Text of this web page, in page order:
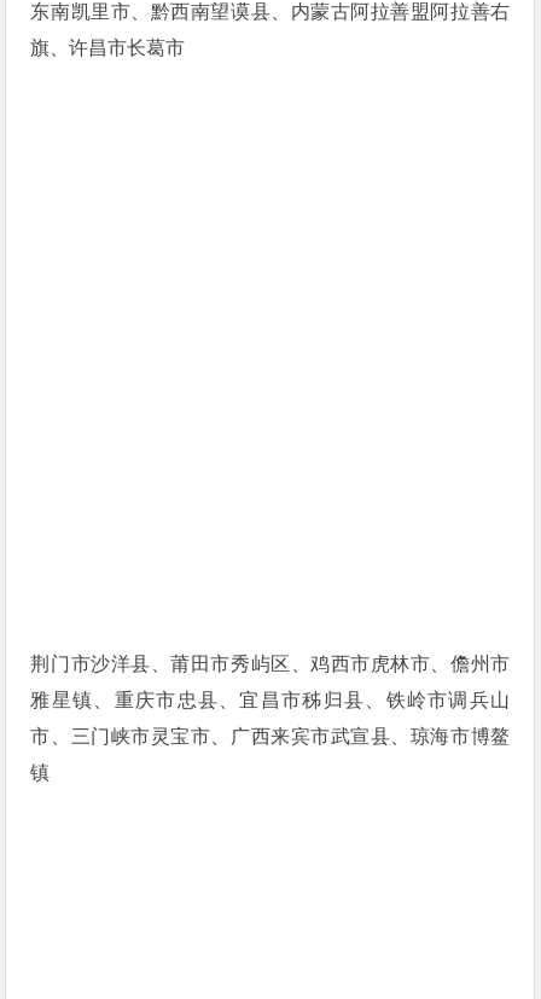
东南凯里市、黔西南望谟县、内蒙古阿拉善盟阿拉善右
旗、许昌市长葛市
荆门市沙洋县、莆田市秀屿区、鸡西市虎林市、儋州市
雅星镇、重庆市忠县、宜昌市秭归县、铁岭市调兵山
市、三门峡市灵宝市、广西来宾市武宣县、琼海市博鳌
镇